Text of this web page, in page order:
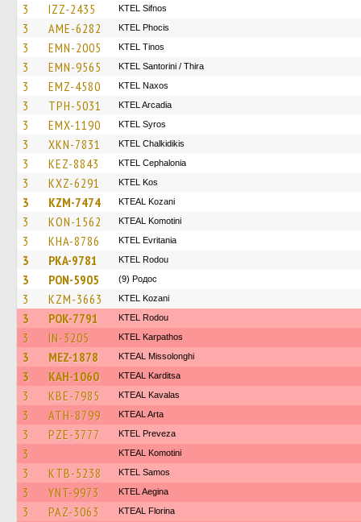
3 IZZ-2435 KTEL Sifnos
3 AME-6282 ΚΤΕL Phocis
3 EMN-2005 KTEL Tinos
3 EMN-9565 KTEL Santorini / Thira
3 EMZ-4580 KTEL Naxos
3 TPH-5031 KTEL Arcadia
3 EMX-1190 KTEL Syros
3 XKN-7831 ΚΤΕL Chalkidikis
3 KEZ-8843 KTEL Cephalonia
3 KXZ-6291 KTEL Kos
3 KZM-7474 KTEAL Kozani
3 KON-1562 KTEAL Komotini
3 KHA-8786 ΚΤΕL Evritania
3 PKA-9781 ΚΤΕL Rodou
3 PON-5905 (9) Родос
3 KZM-3663 ΚΤΕL Kozani
3 POK-7791 ΚΤΕL Rodou
3 IN-3205 ΚΤΕL Karpathos
3 MEZ-1878 KTEAL Missolonghi
3 KAH-1060 KTEAL Karditsa
3 KBE-7985 KTEAL Kavalas
3 ATH-8799 KTEAL Arta
3 PZE-3777 KTEL Preveza
3 KTEAL Komotini
3 KTB-5238 KTEL Samos
3 YNT-9973 KTEL Aegina
3 PAZ-3063 KTEAL Florina